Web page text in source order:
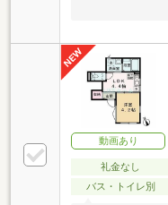
動画あり
礼金なし
バス・トイレ別